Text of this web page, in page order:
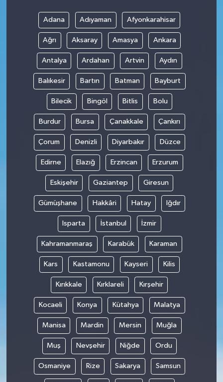
Adana Adıyaman Afyonkarahisar
Ağrı Aksaray Amasya Ankara
Antalya Ardahan Artvin Aydın
Balıkesir Bartın Batman Bayburt
Bilecik Bingöl Bitlis Bolu
Burdur Bursa Çanakkale Çankırı
Çorum Denizli Diyarbakır Düzce
Edirne Elazığ Erzincan Erzurum
Eskişehir Gaziantep Giresun
Gümüşhane Hakkâri Hatay Iğdır
Isparta İstanbul İzmir
Kahramanmaraş Karabük Karaman
Kars Kastamonu Kayseri Kilis
Kırıkkale Kırklareli Kırşehir
Kocaeli Konya Kütahya Malatya
Manisa Mardin Mersin Muğla
Muş Nevşehir Niğde Ordu
Osmaniye Rize Sakarya Samsun
Teknoloji